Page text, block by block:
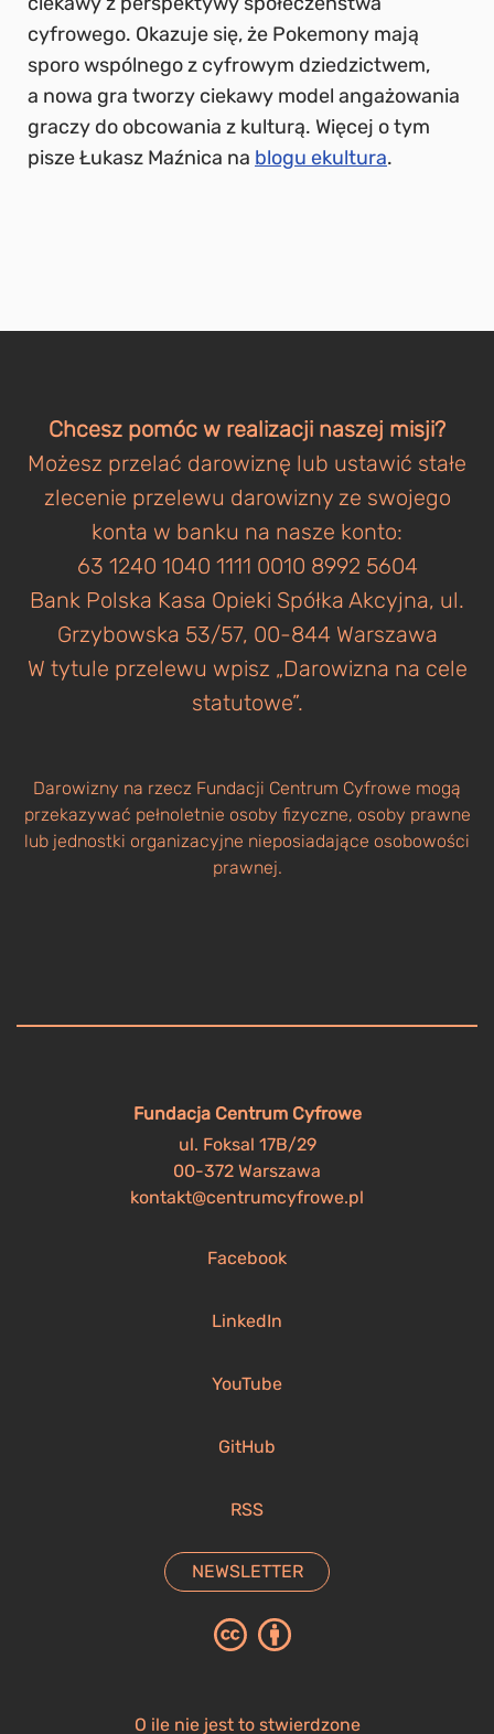
cyfrowego. Okazuje się, że Pokemony mają
sporo wspólnego z cyfrowym dziedzictwem,
a nowa gra tworzy ciekawy model angażowania
graczy do obcowania z kulturą. Więcej o tym
pisze Łukasz Maźnica na blogu ekultura.
Chcesz pomóc w realizacji naszej misji?
Możesz przelać darowiznę lub ustawić stałe
zlecenie przelewu darowizny ze swojego
konta w banku na nasze konto:
63 1240 1040 1111 0010 8992 5604
Bank Polska Kasa Opieki Spółka Akcyjna, ul.
Grzybowska 53/57, 00-844 Warszawa
W tytule przelewu wpisz „Darowizna na cele
statutowe”.
Darowizny na rzecz Fundacji Centrum Cyfrowe mogą
przekazywać pełnoletnie osoby fizyczne, osoby prawne
lub jednostki organizacyjne nieposiadające osobowości
prawnej.
Fundacja Centrum Cyfrowe
ul. Foksal 17B/29
00-372 Warszawa
kontakt@centrumcyfrowe.pl
Facebook
LinkedIn
YouTube
GitHub
RSS
NEWSLETTER
O ile nie jest to stwierdzone